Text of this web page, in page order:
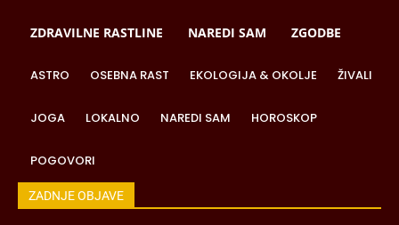
ZDRAVILNE RASTLINE NAREDI SAM ZGODBE
ASTRO OSEBNA RAST EKOLOGIJA & OKOLJE ŽIVALI
JOGA LOKALNO NAREDI SAM HOROSKOP
POGOVORI
ZADNJE OBJAVE